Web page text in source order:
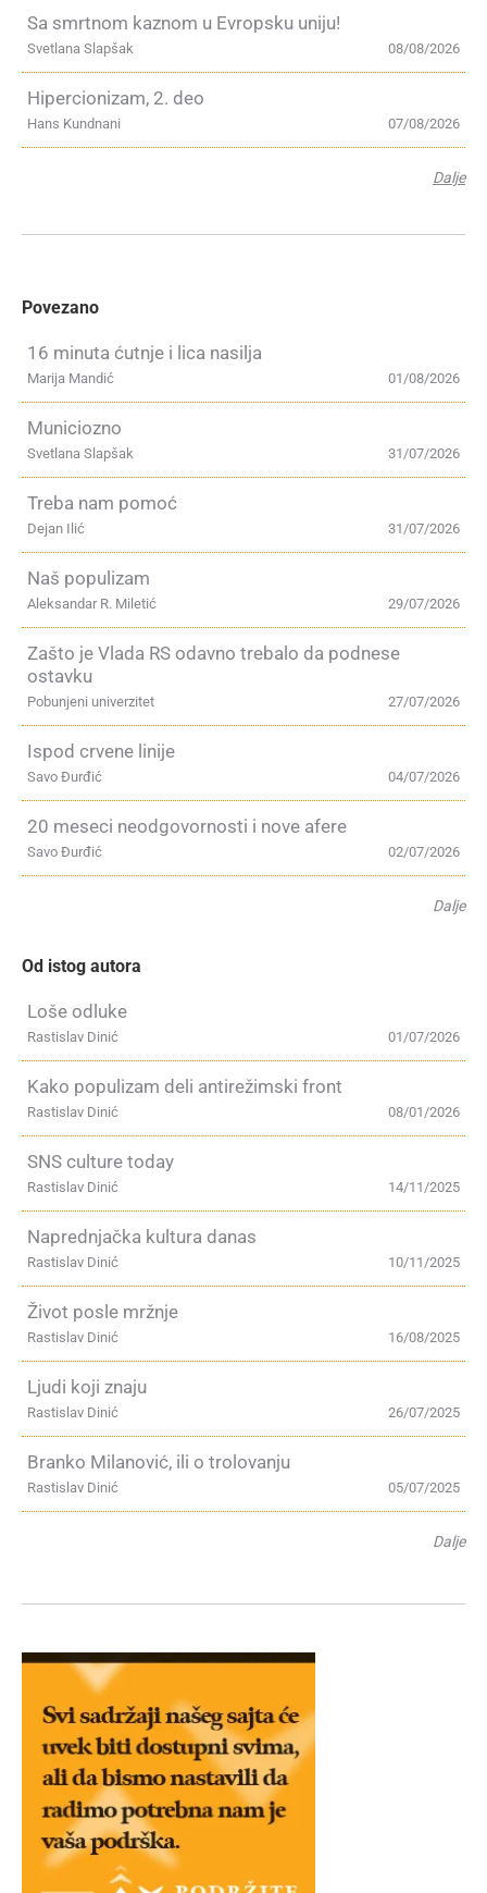
Sa smrtnom kaznom u Evropsku uniju!
08/08/2026
Svetlana Slapšak
Hipercionizam, 2. deo
07/08/2026
Hans Kundnani
Dalje
Povezano
16 minuta ćutnje i lica nasilja
01/08/2026
Marija Mandić
Municiozno
31/07/2026
Svetlana Slapšak
Treba nam pomoć
31/07/2026
Dejan Ilić
Naš populizam
29/07/2026
Aleksandar R. Miletić
Zašto je Vlada RS odavno trebalo da podnese
ostavku
27/07/2026
Pobunjeni univerzitet
Ispod crvene linije
04/07/2026
Savo Đurđić
20 meseci neodgovornosti i nove afere
02/07/2026
Savo Đurđić
Dalje
Od istog autora
Loše odluke
01/07/2026
Rastislav Dinić
Kako populizam deli antirežimski front
08/01/2026
Rastislav Dinić
SNS culture today
14/11/2025
Rastislav Dinić
Naprednjačka kultura danas
10/11/2025
Rastislav Dinić
Život posle mržnje
16/08/2025
Rastislav Dinić
Ljudi koji znaju
26/07/2025
Rastislav Dinić
Branko Milanović, ili o trolovanju
05/07/2025
Rastislav Dinić
Dalje